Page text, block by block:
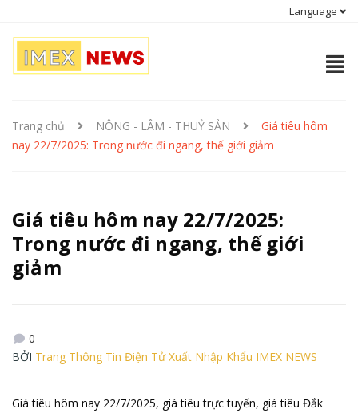
Language
Trang chủ NÔNG - LÂM - THUỶ SẢN
Giá tiêu hôm
nay 22/7/2025: Trong nước đi ngang, thế giới giảm
Giá tiêu hôm nay 22/7/2025:
Trong nước đi ngang, thế giới
giảm
0
BỞI Trang Thông Tin Điện Tử Xuất Nhập Khẩu IMEX NEWS
Giá tiêu hôm nay 22/7/2025, giá tiêu trực tuyến, giá tiêu Đắk